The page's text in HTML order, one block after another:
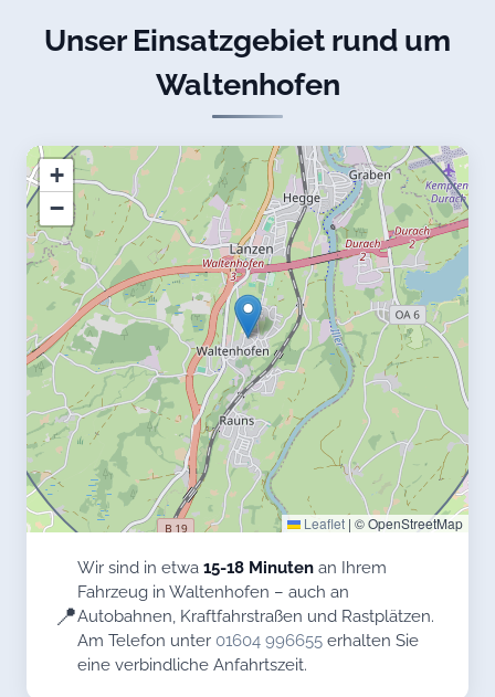
Unser Einsatzgebiet rund um
Waltenhofen
+
−
Leaflet | © OpenStreetMap
📍
Wir sind in etwa 15-18 Minuten an Ihrem
Fahrzeug in Waltenhofen – auch an
Autobahnen, Kraftfahrstraßen und Rastplätzen.
Am Telefon unter 01604 996655 erhalten Sie
eine verbindliche Anfahrtszeit.